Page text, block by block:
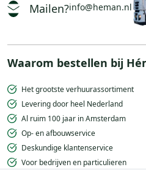
Mailen?info@heman.nl
Waarom bestellen bij
Het grootste verhuurassortiment
Levering door heel Nederland
Al ruim 100 jaar in Amsterdam
Op- en afbouwservice
Deskundige klantenservice
Voor bedrijven en particulieren